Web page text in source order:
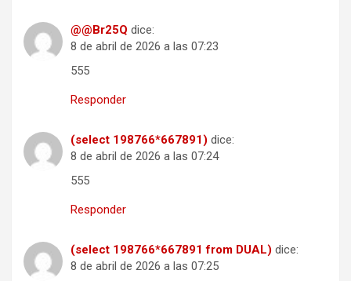
@@Br25Q dice:
8 de abril de 2026 a las 07:23
555
Responder
(select 198766*667891) dice:
8 de abril de 2026 a las 07:24
555
Responder
(select 198766*667891 from DUAL) dice:
8 de abril de 2026 a las 07:25